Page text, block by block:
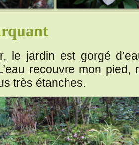
le jardin est gorgé
recouvre mon pied,
très étanches.